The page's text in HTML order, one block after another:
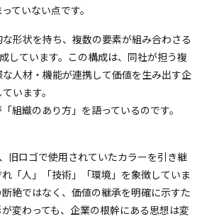
ていない点です。
形状を持ち、複数の要素が組み合わさる
しています。この構成は、同社が担う複
人材・機能が連携して価値を生み出す企
います。
組織のあり方」を語っているのです。
旧ロゴで使用されていたカラーを引き継
「人」「技術」「環境」を象徴していま
絶ではなく、価値の継承を明確に示すた
変わっても、企業の根幹にある思想は変